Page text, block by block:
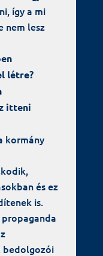
így a mi
nem lesz
létre?
itteni
kormány
és ez
is.
bedolgozói